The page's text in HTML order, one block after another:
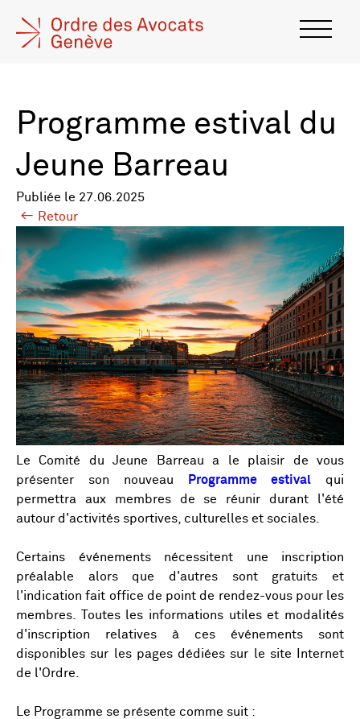
Programme estival du
Jeune Barreau
Publiée le 27.06.2025
Retour
Le Comité du Jeune Barreau a le plaisir de vous
présenter son nouveau
Programme estival qui
permettra aux membres de se réunir durant l'été
autour d'activités sportives, culturelles et sociales.
Certains événements nécessitent une inscription
préalable alors que d'autres sont gratuits et
l'indication fait office de point de rendez-vous pour les
membres. Toutes les informations utiles et modalités
d'inscription relatives à ces événements sont
disponibles sur les pages dédiées sur le site Internet
de l'Ordre.
Le Programme se présente comme suit :